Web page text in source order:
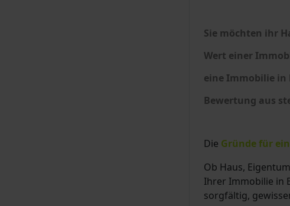
Sie möchten ihr
Wert einer
eine Immobilie in
Bewertung aus
Die Gründe für
Ob Haus,
Ihrer Immobilie in
sorgfältig,